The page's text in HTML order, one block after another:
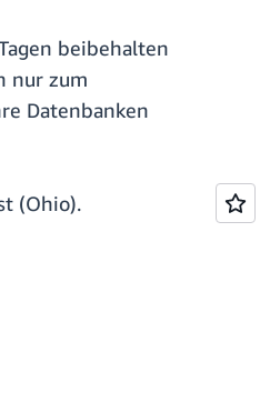
beibehalten
nur zum
Datenbanken
(Ohio).